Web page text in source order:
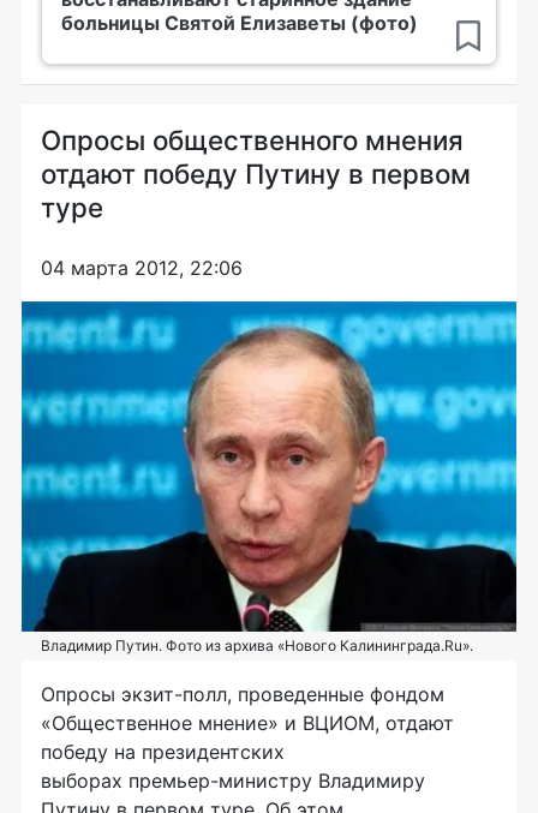
больницы Святой Елизаветы (фото)
Опросы общественного мнения
отдают победу Путину в первом
туре
04 марта 2012, 22:06
Владимир Путин. Фото из архива «Нового Калининграда.Ru».
Опросы экзит-полл, проведенные фондом
«Общественное мнение» и ВЦИОМ, отдают
победу на президентских
выборах премьер-министру Владимиру